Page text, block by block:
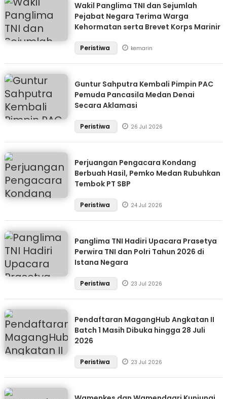
Wakil Panglima TNI dan Sejumlah
Pejabat Negara Terima Warga
Kehormatan serta Brevet Korps Marinir
Peristiwa kemarin
Guntur Sahputra Kembali Pimpin PAC
Pemuda Pancasila Medan Denai
Secara Aklamasi
Peristiwa 26 Jul 2026
Perjuangan Pengacara Kondang
Berbuah Hasil, Pemko Medan Rubuhkan
Tembok PT SBP
Peristiwa 24 Jul 2026
Panglima TNI Hadiri Upacara Prasetya
Perwira TNI dan Polri Tahun 2026 di
Istana Negara
Peristiwa 23 Jul 2026
Pendaftaran MagangHub Angkatan II
Batch 1 Masih Dibuka hingga 28 Juli
2026
Peristiwa 23 Jul 2026